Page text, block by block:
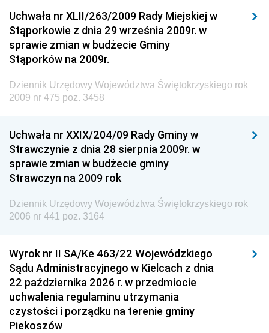
Dziennik Urzędowy Generalnej Dyrekcji Dróg
Krajowych i Autostrad
Dziennik Urzędowy Ministra Środowiska
Dziennik Urzędowy Ministra Edukacji
Dziennik Urzędowy Ministra Przemysłu
Dziennik Urzędowy Ministra Finansów i Gospodarki
Dziennik Urzędowy Ministra do Spraw Unii
Dziennik Urzędowy Agencji Wywiadu
Uchwała nr XLII/263/2009 Rady Miejskiej w
Stąporkowie z dnia 29 września 2009r. w
sprawie zmian w budżecie Gminy
Stąporków na 2009r.
Dziennik Urzędowy Województwa Świętokrzyskiego rok
2009 nr 475 poz. 3458
Uchwała nr XXIX/204/09 Rady Gminy w
Strawczynie z dnia 28 sierpnia 2009r. w
sprawie zmian w budżecie gminy
Strawczyn na 2009 rok
Dziennik Urzędowy Województwa Świętokrzyskiego rok
2006 nr 441 poz. 3164
Wyrok nr II SA/Ke 463/22 Wojewódzkiego
Sądu Administracyjnego w Kielcach z dnia
22 października 2026 r. w przedmiocie
uchwalenia regulaminu utrzymania
czystości i porządku na terenie gminy
Piekoszów